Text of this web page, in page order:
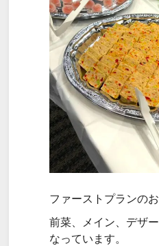
ファーストプランの
前菜、メイン、デザ
なっています。